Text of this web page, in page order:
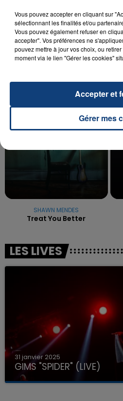
20 juillet 2026
UNE ADOLESCENTE
OPÉRER DE LA CHEVILLE
La famille a porté plainte
reconnu sa responsabilité
TITRES DIFFUSÉS
7h03
7h03
SHAWN MENDES
Treat You Better
LES LIVES
31 janvier 2025
GIMS "SPIDER" (LIVE)
Vous pouvez accepter en cliquant sur
sélectionnant les finalités et/ou
Vous pouvez également refuser en
accepter". Vos préférences ne
pouvez mettre à jour vos choix, ou
moment via le lien "Gérer les cookies"
Gérer mes
Accepter et